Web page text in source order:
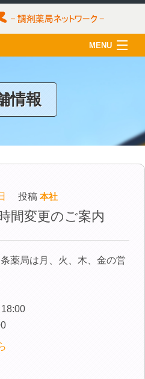
MENU
情報
投稿 本社
間変更のご案内
薬局は月、火、木、金の営